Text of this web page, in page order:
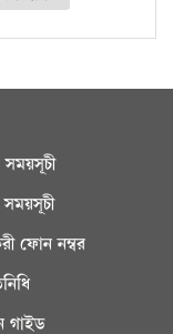
সময়সূচী
সময়সূচী
ফোন নম্বর
গাইড